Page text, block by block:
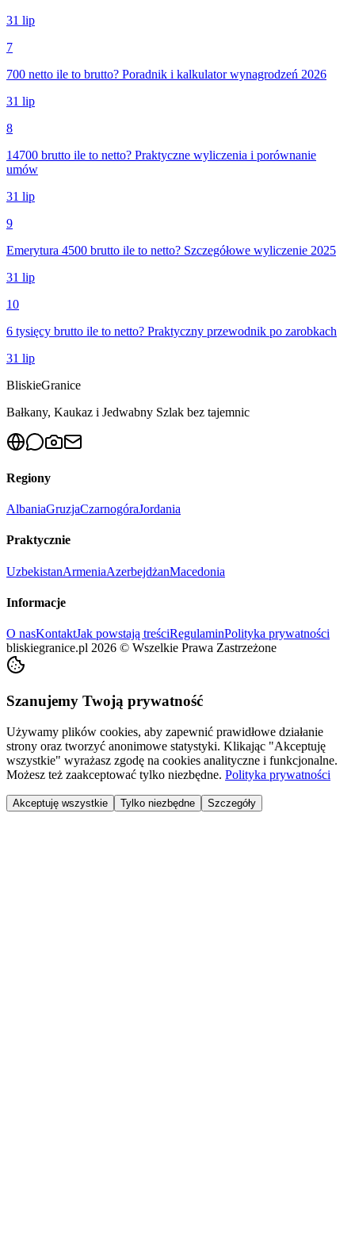
31 lip
7
700 netto ile to brutto? Poradnik i kalkulator wynagrodzeń 2026
31 lip
8
14700 brutto ile to netto? Praktyczne wyliczenia i porównanie
umów
31 lip
9
Emerytura 4500 brutto ile to netto? Szczegółowe wyliczenie 2025
31 lip
10
6 tysięcy brutto ile to netto? Praktyczny przewodnik po zarobkach
31 lip
BliskieGranice
Bałkany, Kaukaz i Jedwabny Szlak bez tajemnic
Regiony
AlbaniaGruzjaCzarnogóraJordania
Praktycznie
UzbekistanArmeniaAzerbejdżanMacedonia
Informacje
O nasKontaktJak powstają treściRegulaminPolityka prywatności
bliskiegranice.pl 2026 © Wszelkie Prawa Zastrzeżone
Szanujemy Twoją prywatność
Używamy plików cookies, aby zapewnić prawidłowe działanie
strony oraz tworzyć anonimowe statystyki. Klikając "Akceptuję
wszystkie" wyrażasz zgodę na cookies analityczne i funkcjonalne.
Możesz też zaakceptować tylko niezbędne. Polityka prywatności
Akceptuję wszystkie Tylko niezbędne Szczegóły